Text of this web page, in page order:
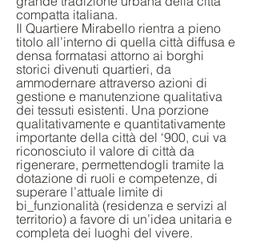
compatta italiana.
Il Quartiere Mirabello rientra a pieno
titolo all’interno di quella città diffusa e
densa formatasi attorno ai borghi
storici divenuti quartieri, da
ammodernare attraverso azioni di
gestione e manutenzione qualitativa
dei tessuti esistenti. Una porzione
qualitativamente e quantitativamente
importante della città del ‘900, cui va
riconosciuto il valore di città da
rigenerare, permettendogli tramite la
dotazione di ruoli e competenze, di
superare l’attuale limite di
bi_funzionalità (residenza e servizi al
territorio) a favore di un’idea unitaria e
completa dei luoghi del vivere.